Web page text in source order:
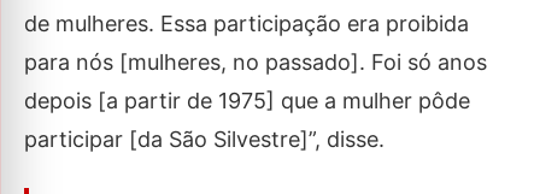
de mulheres. Essa participação era proibida
para nós [mulheres, no passado]. Foi só anos
depois [a partir de 1975] que a mulher pôde
participar [da São Silvestre]”, disse.